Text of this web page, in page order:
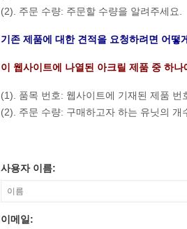
(2). 주문 수량: 주문할 수량을 알려주세요.
기존 제품에 대한 견적을 요청하려면 어떻
이 웹사이트에 나열된 아크릴 제품 중 하
(1). 품목 번호: 웹사이트에 기재된 제품 번
(2). 주문 수량: 구매하고자 하는 유닛의 개
사용자 이름:
이메일: